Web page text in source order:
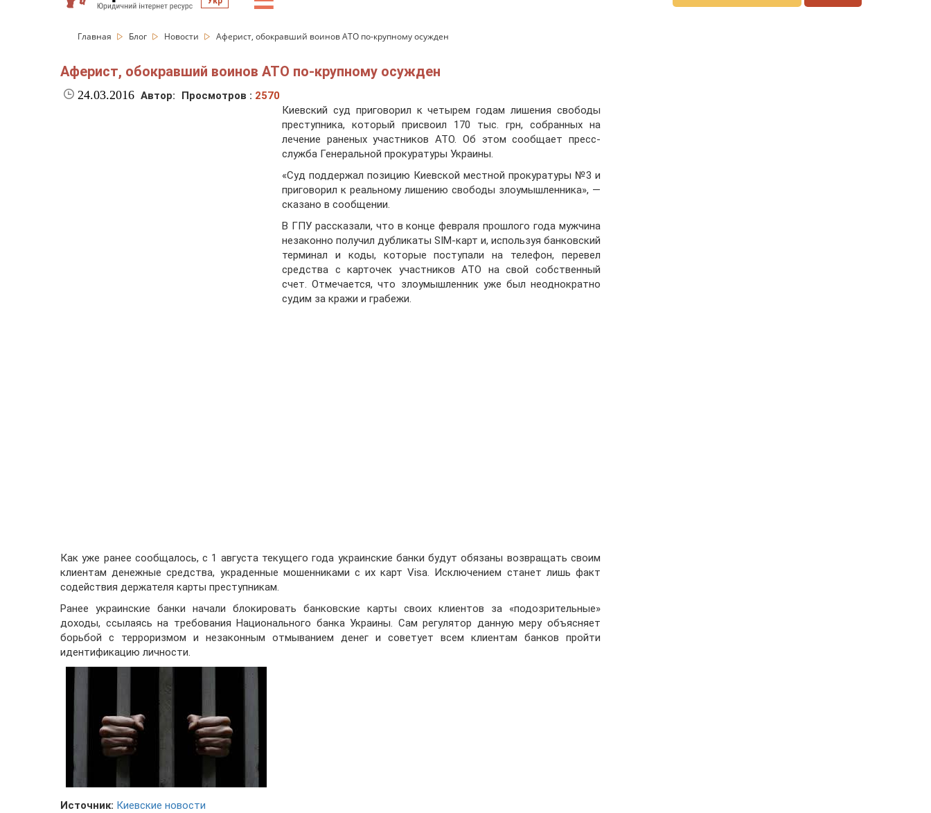
Главная Блог Новости Аферист, обокравший воинов АТО по-крупному осужден
Аферист, обокравший воинов АТО по-крупному осужден
24.03.2016 Автор: Просмотров : 2570
Киевский суд приговорил к четырем годам лишения свободы
преступника, который присвоил 170 тыс. грн, собранных на
лечение раненых участников АТО. Об этом сообщает пресс-
служба Генеральной прокуратуры Украины.
«Суд поддержал позицию Киевской местной прокуратуры №3 и
приговорил к реальному лишению свободы злоумышленника», —
сказано в сообщении.
В ГПУ рассказали, что в конце февраля прошлого года мужчина
незаконно получил дубликаты SIM-карт и, используя банковский
терминал и коды, которые поступали на телефон, перевел
средства с карточек участников АТО на свой собственный
счет. Отмечается, что злоумышленник уже был неоднократно
судим за кражи и грабежи.
Как уже ранее сообщалось, с 1 августа текущего года украинские банки будут обязаны возвращать своим
клиентам денежные средства, украденные мошенниками с их карт Visa. Исключением станет лишь факт
содействия держателя карты преступникам.
Ранее украинские банки начали блокировать банковские карты своих клиентов за «подозрительные»
доходы, ссылаясь на требования Национального банка Украины. Сам регулятор данную меру объясняет
борьбой с терроризмом и незаконным отмыванием денег и советует всем клиентам банков пройти
идентификацию личности.
Источник: Киевские новости